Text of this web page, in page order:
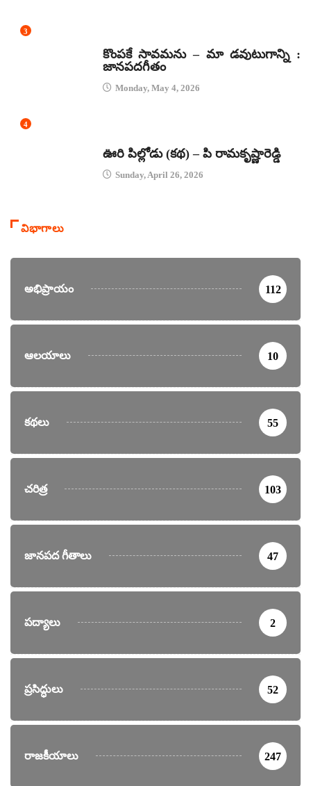
3
కొంపకే సావమను – మా డవుటుగాన్ని :
జానపదగీతం
Monday, May 4, 2026
4
ఊరి పిల్లోడు (కథ) – పి రామకృష్ణారెడ్డి
Sunday, April 26, 2026
విభాగాలు
అభిప్రాయం 112
ఆలయాలు 10
కథలు 55
చరిత్ర 103
జానపద గీతాలు 47
పద్యాలు 2
ప్రసిద్ధులు 52
రాజకీయాలు 247